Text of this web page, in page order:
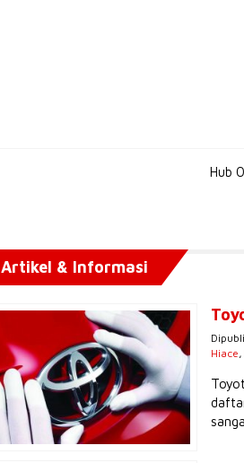
Hub
Artikel & Informasi
Hiace,